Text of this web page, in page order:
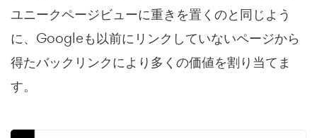
ユニークページビューに重きを置くのと同じよう
に、Googleも以前にリンクしていないページから
得たバックリンクにより多くの価値を割り当てま
す。